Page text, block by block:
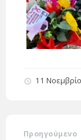
11
Προηγούμενο